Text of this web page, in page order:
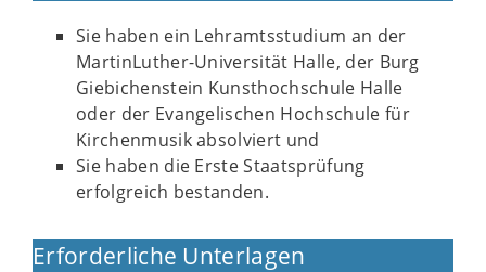
Sie haben ein Lehramtsstudium an der
MartinLuther-Universität Halle, der Burg
Giebichenstein Kunsthochschule Halle
oder der Evangelischen Hochschule für
Kirchenmusik absolviert und
Sie haben die Erste Staatsprüfung
erfolgreich bestanden.
Erforderliche Unterlagen